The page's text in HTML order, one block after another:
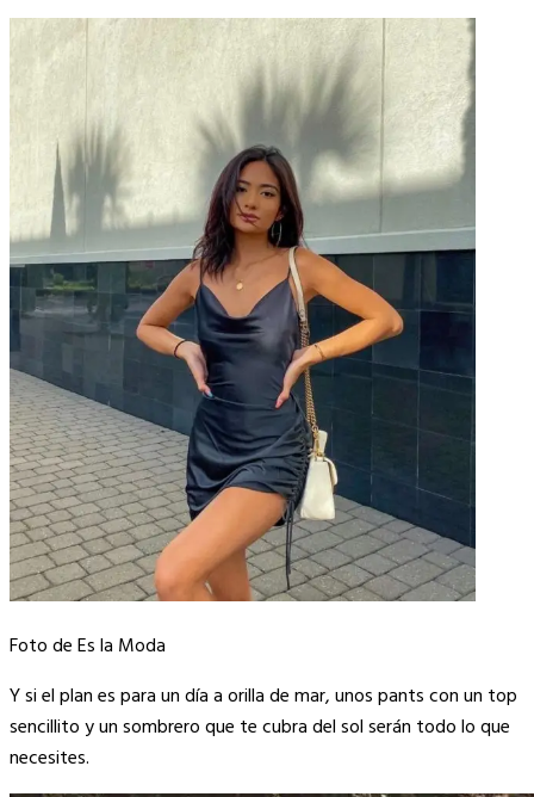
Foto de Es la Moda
Y si el plan es para un día a orilla de mar, unos pants con un top
sencillito y un sombrero que te cubra del sol serán todo lo que
necesites.